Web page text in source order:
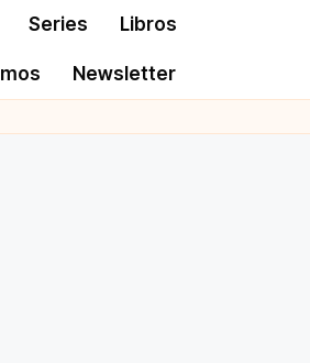
Series Libros
Newsletter